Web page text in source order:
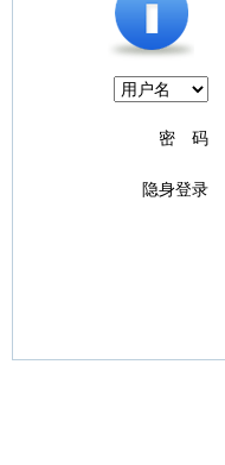
密 码
隐身登录